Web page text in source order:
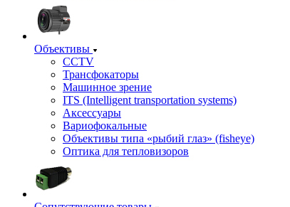
Объективы
CCTV
Трансфокаторы
Машинное зрение
ITS (Intelligent transportation systems)
Аксессуары
Вариофокальные
Объективы типа «рыбий глаз» (fisheye)
Оптика для тепловизоров